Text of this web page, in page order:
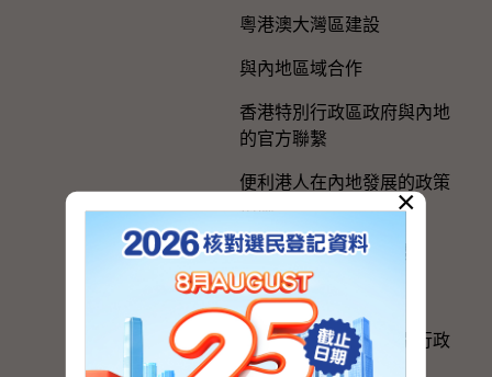
粵港澳大灣區建設
與內地區域合作
香港特別行政區政府與內地
的官方聯繫
便利港人在內地發展的政策
措施
在內地及台灣的辦事處
選舉事務
《一國兩制在香港特別行政
區的實踐》白皮書
×